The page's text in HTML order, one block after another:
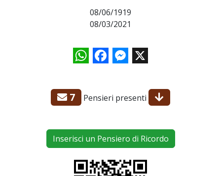
08/06/1919
08/03/2021
WhatsAppFacebookMessenger
X
7 Pensieri presenti
Inserisci un Pensiero di Ricordo